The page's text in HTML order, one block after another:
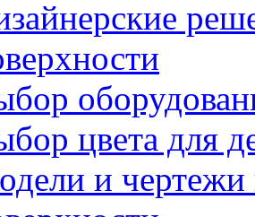
цвета для
и чертежи